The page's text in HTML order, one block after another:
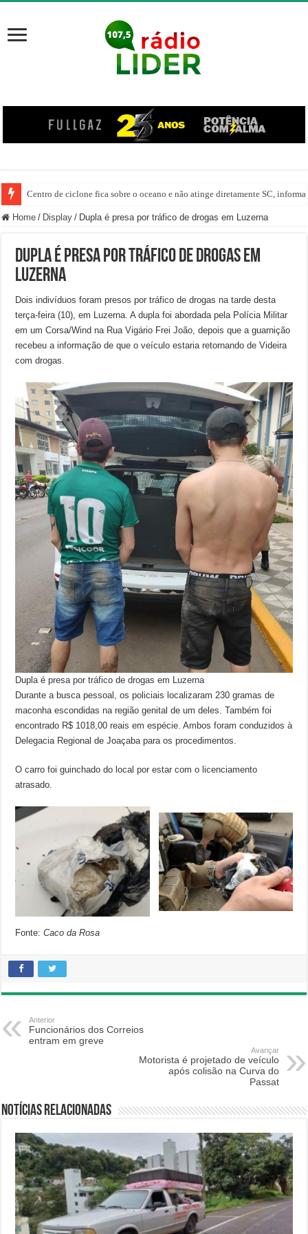
Centro de ciclone fica sobre o oceano e não atinge diretamente SC,
Home / Display / Dupla é presa por tráfico de drogas em Luzerna
Dupla é presa por tráfico de drogas em
Luzerna
Dois indivíduos foram presos por tráfico de drogas na tarde desta
terça-feira (10), em Luzerna. A dupla foi abordada pela Polícia Militar
em um Corsa/Wind na Rua Vigário Frei João, depois que a guarnição
recebeu a informação de que o veículo estaria retornando de Videira
com drogas.
Dupla é presa por tráfico de drogas em Luzerna
Durante a busca pessoal, os policiais localizaram 230 gramas de
maconha escondidas na região genital de um deles. Também foi
encontrado R$ 1018,00 reais em espécie. Ambos foram conduzidos à
Delegacia Regional de Joaçaba para os procedimentos.
O carro foi guinchado do local por estar com o licenciamento
atrasado.
Fonte:Caco da Rosa
Anterior
Funcionários dos Correios
entram em greve
Avançar
Motorista é projetado de veículo
após colisão na Curva do
Passat
Notícias relacionadas